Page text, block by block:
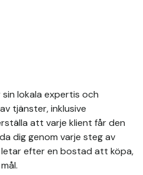
lokala expertis och
tjänster, inklusive
att varje klient får den
dig genom varje steg av
efter en bostad att köpa,